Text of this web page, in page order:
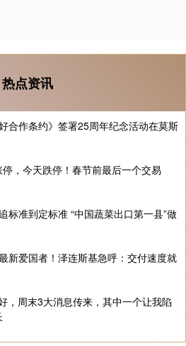
热点资讯
合作条约》签署25周年纪念活动在莫斯
，今天跌停！春节前最后一个交易
标准到定标准 “中国蔬菜出口第一县”做
新爱国者！泽连斯基急呼：交付速度就
，周末3大消息传来，其中一个让我陷